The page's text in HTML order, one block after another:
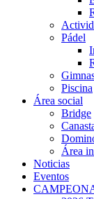
Pádel
Piscina
Área social
Bridge
Área
Noticias
Eventos